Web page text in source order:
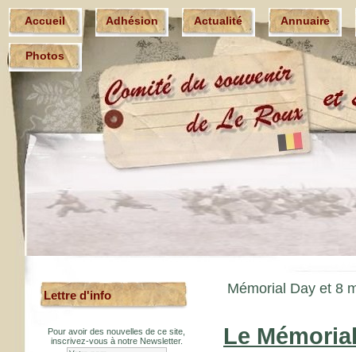
Accueil Adhésion Actualité Annuaire
Photos
Lettre d'info
Pour avoir des nouvelles de ce site,
inscrivez-vous à notre Newsletter.
Mémorial Day et 8
Le